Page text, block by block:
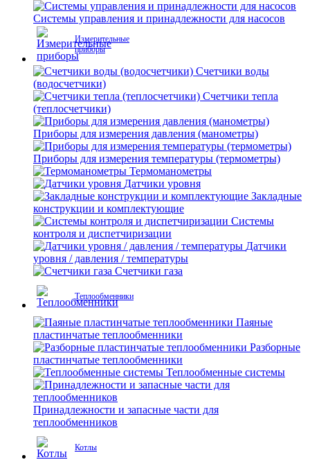
Системы управления и принадлежности для насосов
Измерительные
приборы
Счетчики воды
(водосчетчики)
Счетчики тепла
(теплосчетчики)
Приборы для измерения давления (манометры)
Приборы для измерения температуры (термометры)
Термоманометры
Датчики уровня
Закладные
конструкции и комплектующие
Системы
контроля и диспетчиризации
Датчики
уровня / давления / температуры
Счетчики газа
Теплообменники
Паяные
пластинчатые теплообменники
Разборные
пластинчатые теплообменники
Теплообменные системы
Принадлежности и запасные части для
теплообменников
Котлы